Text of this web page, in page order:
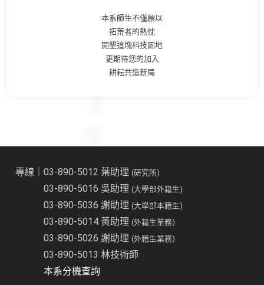
本系師生不僅願以
拓荒者的熱忱
開墾這塊科技園地
更期待您的加入
耕耘共造新局
專線｜03-890-5012 葉助理(研究所)
03-890-5016 吳助理(大學部外籍生)
03-890-5036 謝助理(大學部本籍生)
03-890-5014 黃助理(外籍生業務)
03-890-5026 謝助理(外籍生業務)
03-890-5013 林技術師
本系分機查詢